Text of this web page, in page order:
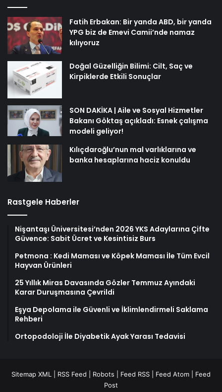
Fatih Erbakan: Bir yanda ABD, bir yanda
YPG biz de Emevi Camii’nde namaz
kılıyoruz
Doğal Güzelliğin Bilimi: Cilt, Saç ve
Kirpiklerde Etkili Sonuçlar
SON DAKİKA | Aile ve Sosyal Hizmetler
Bakanı Göktaş açıkladı: Esnek çalışma
modeli geliyor!
Kılıçdaroğlu’nun mal varlıklarına ve
banka hesaplarına haciz konuldu
Rastgele Haberler
Nişantaşı Üniversitesi’nden 2026 YKS Adaylarına Çifte
Güvence: Sabit Ücret ve Kesintisiz Burs
Petmona : Kedi Maması ve Köpek Maması İle Tüm Evcil
Hayvan Ürünleri
25 Yıllık Miras Davasında Gözler Temmuz Ayındaki
Karar Duruşmasına Çevrildi
Eşya Depolama ile Güvenli ve İklimlendirmeli Saklama
Rehberi
Ortopodoloji İle Diyabetik Ayak Yarası Tedavisi
Sitemap XML RSS Feed Robots Feed RSS Feed Atom
Feed
Post